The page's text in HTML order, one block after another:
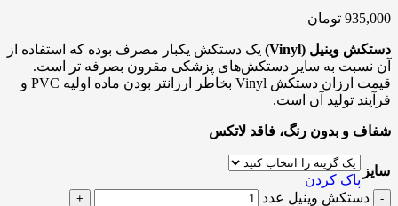
935,000 تومان
دستکش وینیل (Vinyl)
یک دستکش یکبار مصرف بوده که استفاده از
آن نسبت به سایر دستکش‌های پزشکی مقرون بصرفه تر است.
قیمت ارزان دستکش Vinyl بخاطر ارزانتر بودن ماده اولیه PVC و
فرآیند تولید آن است.
شفاف و بدون رنگ، فاقد لاتکس
سایز
پاک کردن
دستکش وینیل عدد